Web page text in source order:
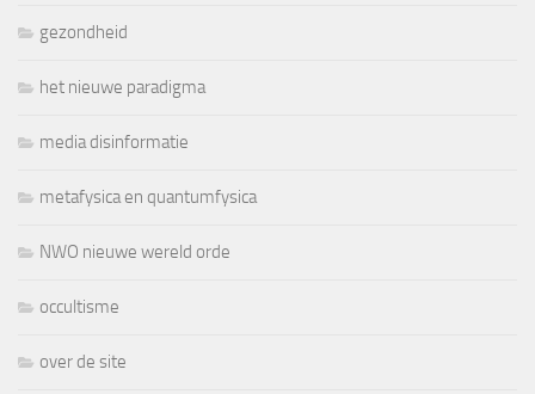
gezondheid
het nieuwe paradigma
media disinformatie
metafysica en quantumfysica
NWO nieuwe wereld orde
occultisme
over de site